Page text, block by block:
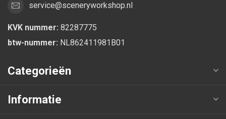
service@sceneryworkshop.nl
KVK nummer: 82287775
btw-nummer: NL862411981B01
Categorieën
Informatie